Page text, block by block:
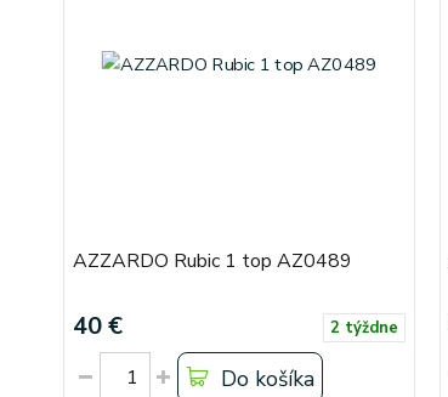
AZZARDO Rubic 1 top AZ0489
40 € 2 týždne
Do košíka